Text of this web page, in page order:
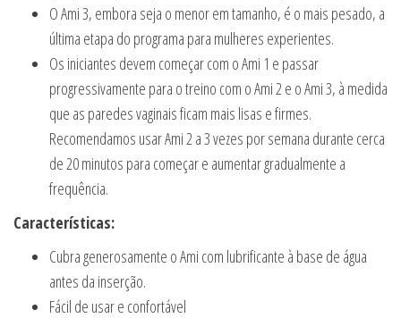
O Ami 3, embora seja o menor em tamanho, é o mais pesado, a
última etapa do programa para mulheres experientes.
Os iniciantes devem começar com o Ami 1 e passar
progressivamente para o treino com o Ami 2 e o Ami 3, à medida
que as paredes vaginais ficam mais lisas e firmes.
Recomendamos usar Ami 2 a 3 vezes por semana durante cerca
de 20 minutos para começar e aumentar gradualmente a
frequência.
Características:
Cubra generosamente o Ami com lubrificante à base de água
antes da inserção.
Fácil de usar e confortável